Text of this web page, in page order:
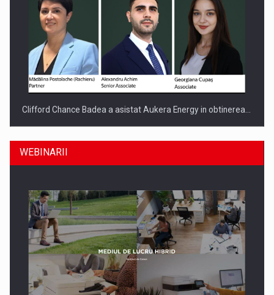
Clifford Chance Badea a asistat Aukera Energy in obtinerea…
SAPTE PERSONALITATI DIN MEDIUL DE AFACERI, ACADEMIC
SI INSTITUTIONAL…
WEBINARII